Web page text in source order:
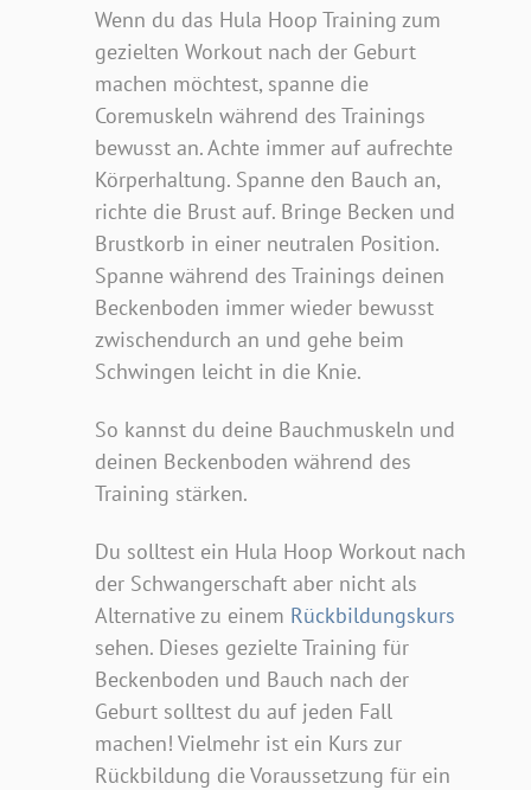
Wenn du das Hula Hoop Training zum
gezielten Workout nach der Geburt
machen möchtest, spanne die
Coremuskeln während des Trainings
bewusst an. Achte immer auf aufrechte
Körperhaltung. Spanne den Bauch an,
richte die Brust auf. Bringe Becken und
Brustkorb in einer neutralen Position.
Spanne während des Trainings deinen
Beckenboden immer wieder bewusst
zwischendurch an und gehe beim
Schwingen leicht in die Knie.
So kannst du deine Bauchmuskeln und
deinen Beckenboden während des
Training stärken.
Du solltest ein Hula Hoop Workout nach
der Schwangerschaft aber nicht als
Alternative zu einem Rückbildungskurs
sehen. Dieses gezielte Training für
Beckenboden und Bauch nach der
Geburt solltest du auf jeden Fall
machen! Vielmehr ist ein Kurs zur
Rückbildung die Voraussetzung für ein